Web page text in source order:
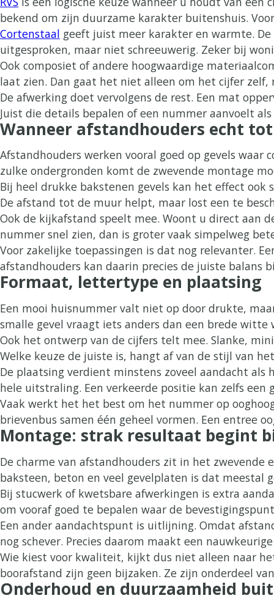
bekend om zijn duurzame karakter buitenshuis.
Cortenstaal geeft juist meer karakter en warmte.
uitgesproken, maar niet schreeuwerig. Zeker bij
Ook composiet of andere hoogwaardige
laat zien. Dan gaat het niet alleen om het cijfer
De afwerking doet vervolgens de rest. Een mat
Juist die details bepalen of een nummer aanvoelt
Wanneer afstandhouders echt
Afstandhouders werken vooral goed op gevels
zulke ondergronden komt de zwevende montage
Bij heel drukke bakstenen gevels kan het effect
De afstand tot de muur helpt, maar lost een te
Ook de kijkafstand speelt mee. Woont u direct aan
nummer snel zien, dan is groter vaak simpelweg
Voor zakelijke toepassingen is dat nog relevanter.
afstandhouders kan daarin precies de juiste balans
Formaat, lettertype en plaatsing
Een mooi huisnummer valt niet op door drukte,
smalle gevel vraagt iets anders dan een brede witte
Ook het ontwerp van de cijfers telt mee. Slanke,
Welke keuze de juiste is, hangt af van de stijl van
De plaatsing verdient minstens zoveel aandacht
hele uitstraling. Een verkeerde positie kan zelfs
Vaak werkt het het best om het nummer op
brievenbus samen één geheel vormen. Een entree
Montage: strak resultaat begint
De charme van afstandhouders zit in het
baksteen, beton en veel gevelplaten is dat meestal
Bij stucwerk of kwetsbare afwerkingen is extra
om vooraf goed te bepalen waar de
Een ander aandachtspunt is uitlijning. Omdat
nog schever. Precies daarom maakt een
Wie kiest voor kwaliteit, kijkt dus niet alleen naar
boorafstand zijn geen bijzaken. Ze zijn onderdeel
Onderhoud en duurzaamheid